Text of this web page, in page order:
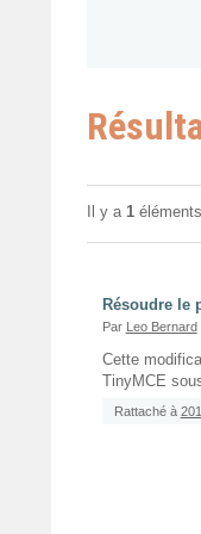
Il y a 1
Résoudre le
Par Leo Bernard
Cette
TinyMCE
Rattaché à